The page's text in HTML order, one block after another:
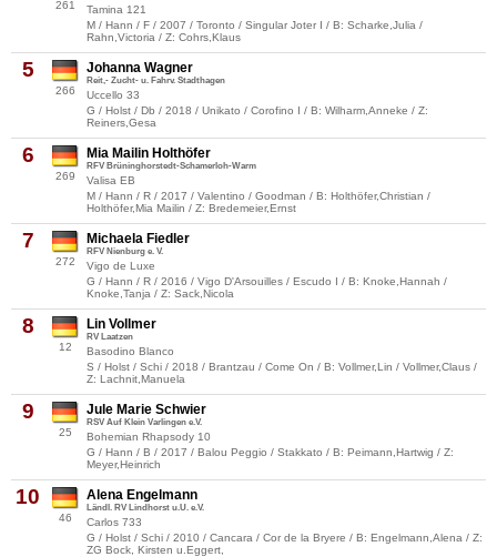
261
Tamina 121
M / Hann / F / 2007 / Toronto / Singular Joter I / B: Scharke,Julia /
Rahn,Victoria / Z: Cohrs,Klaus
5
266
Johanna Wagner
Reit,- Zucht- u. Fahrv. Stadthagen
Uccello 33
G / Holst / Db / 2018 / Unikato / Corofino I / B: Wilharm,Anneke / Z:
Reiners,Gesa
6
269
Mia Mailin Holthöfer
RFV Brüninghorstedt-Schamerloh-Warm
Valisa EB
M / Hann / R / 2017 / Valentino / Goodman / B: Holthöfer,Christian /
Holthöfer,Mia Mailin / Z: Bredemeier,Ernst
7
272
Michaela Fiedler
RFV Nienburg e. V.
Vigo de Luxe
G / Hann / R / 2016 / Vigo D'Arsouilles / Escudo I / B: Knoke,Hannah /
Knoke,Tanja / Z: Sack,Nicola
8
12
Lin Vollmer
RV Laatzen
Basodino Blanco
S / Holst / Schi / 2018 / Brantzau / Come On / B: Vollmer,Lin / Vollmer,Claus /
Z: Lachnit,Manuela
9
25
Jule Marie Schwier
RSV Auf Klein Varlingen e.V.
Bohemian Rhapsody 10
G / Hann / B / 2017 / Balou Peggio / Stakkato / B: Peimann,Hartwig / Z:
Meyer,Heinrich
10
46
Alena Engelmann
Ländl. RV Lindhorst u.U. e.V.
Carlos 733
G / Holst / Schi / 2010 / Cancara / Cor de la Bryere / B: Engelmann,Alena / Z:
ZG Bock, Kirsten u.Eggert,